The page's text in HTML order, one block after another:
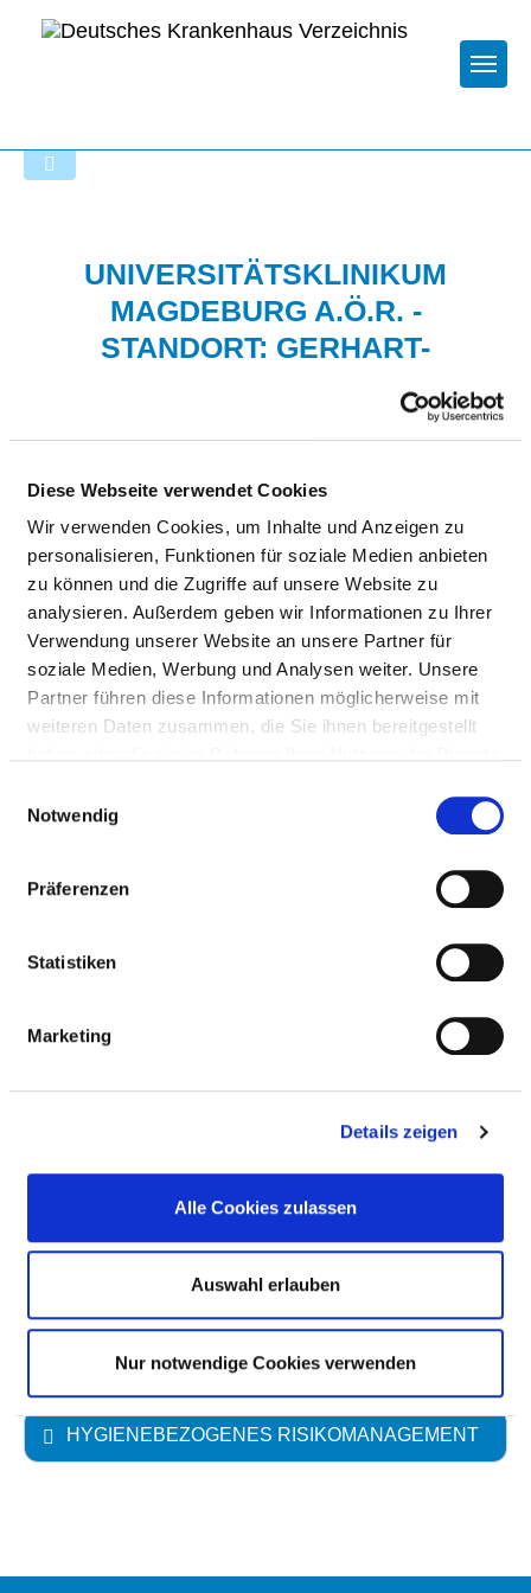
Diese Webseite verwendet Cookies
Wir verwenden Cookies, um Inhalte und Anzeigen zu
personalisieren, Funktionen für soziale Medien anbieten
zu können und die Zugriffe auf unsere Website zu
analysieren. Außerdem geben wir Informationen zu Ihrer
Verwendung unserer Website an unsere Partner für
soziale Medien, Werbung und Analysen weiter. Unsere
Partner führen diese Informationen möglicherweise mit
weiteren Daten zusammen, die Sie ihnen bereitgestellt
Notwendig
Präferenzen
Statistiken
Marketing
Details zeigen
Alle Cookies zulassen
Auswahl erlauben
Nur notwendige Cookies verwenden
UNIVERSITÄTSKLINIKUM
MAGDEBURG A.Ö.R. -
STANDORT: GERHART-
HAUPTMANN-STRASSE
HYGIENE
HYGIENEBEAUFTRAGTE/R
MASSNAHMEN
UMGANG MIT WUNDEN
HÄNDEDESINFEKTION
UMGANG MIT MRE /MRSA
HYGIENEBEZOGENES RISIKOMANAGEMENT